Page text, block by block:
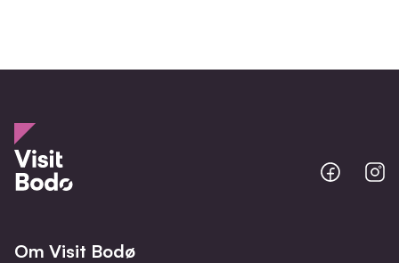
Bodo
@
Om Visit Bodø